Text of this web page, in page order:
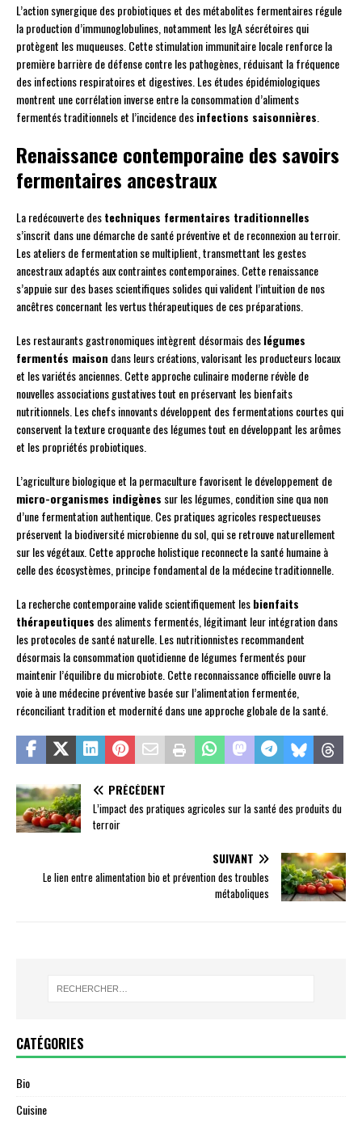
L’action synergique des probiotiques et des métabolites fermentaires régule
la production d’immunoglobulines, notamment les IgA sécrétoires qui
protègent les muqueuses. Cette stimulation immunitaire locale renforce la
première barrière de défense contre les pathogènes, réduisant la fréquence
des infections respiratoires et digestives. Les études épidémiologiques
montrent une corrélation inverse entre la consommation d’aliments
fermentés traditionnels et l’incidence desinfections saisonnières
Renaissance contemporaine des savoirs
fermentaires ancestraux
La redécouverte destechniques fermentaires traditionnelles
s’inscrit dans une démarche de santé préventive et de reconnexion au terroir.
Les ateliers de fermentation se multiplient, transmettant les gestes
ancestraux adaptés aux contraintes contemporaines. Cette renaissance
s’appuie sur des bases scientifiques solides qui valident l’intuition de nos
ancêtres concernant les vertus thérapeutiques de ces préparations.
Les restaurants gastronomiques intègrent désormais deslégumes
fermentés maison dans leurs créations, valorisant les producteurs locaux
et les variétés anciennes. Cette approche culinaire moderne révèle de
nouvelles associations gustatives tout en préservant les bienfaits
nutritionnels. Les chefs innovants développent des fermentations courtes qui
conservent la texture croquante des légumes tout en développant les arômes
et les propriétés probiotiques.
L’agriculture biologique et la permaculture favorisent le développement de
micro-organismes indigènes sur les légumes, condition sine qua non
d’une fermentation authentique. Ces pratiques agricoles respectueuses
préservent la biodiversité microbienne du sol, qui se retrouve naturellement
sur les végétaux. Cette approche holistique reconnecte la santé humaine à
celle des écosystèmes, principe fondamental de la médecine traditionnelle.
La recherche contemporaine valide scientifiquement lesbienfaits
thérapeutiques des aliments fermentés, légitimant leur intégration dans
les protocoles de santé naturelle. Les nutritionnistes recommandent
désormais la consommation quotidienne de légumes fermentés pour
maintenir l’équilibre du microbiote. Cette reconnaissance officielle ouvre la
voie à une médecine préventive basée sur l’alimentation fermentée,
réconciliant tradition et modernité dans une approche globale de la santé.
PRÉCÉDENT
L’impact des pratiques agricoles sur la santé des produits du
terroir
SUIVANT
Le lien entre alimentation bio et prévention des troubles
métaboliques
CATÉGORIES
Bio
Cuisine